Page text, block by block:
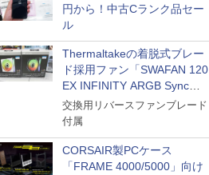
円から！中古Cランク品セー
ル
Thermaltakeの着脱式ブレー
ド採用ファン「SWAFAN 120
EX INFINITY ARGB Sync」
に単品パッケージ
交換用リバースファンブレード
付属
CORSAIR製PCケース
「FRAME 4000/5000」向け